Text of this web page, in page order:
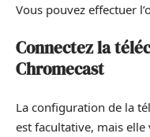
Vous pouvez effectuer
Connectez la
Chromecast
La configuration de la
est facultative, mais